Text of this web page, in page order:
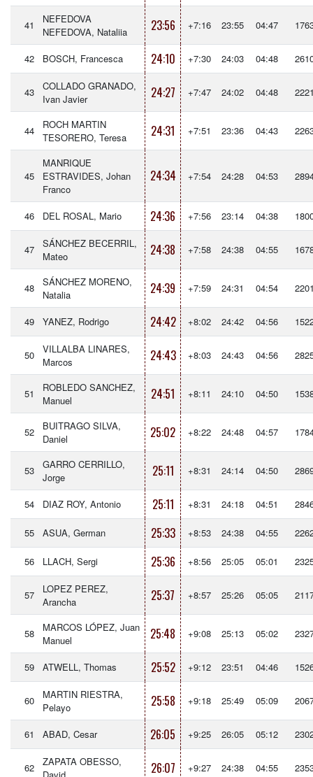
41
NEFEDOVA
NEFEDOVA, Nataliia
23:56 +7:16 23:55 04:47
42 BOSCH, Francesca 24:10 +7:30 24:03 04:48
43
COLLADO GRANADO,
Ivan Javier
24:27 +7:47 24:02 04:48
44
ROCH MARTIN
TESORERO, Teresa
24:31 +7:51 23:36 04:43
45
MANRIQUE
ESTRAVIDES, Johan
Franco
24:34 +7:54 24:28 04:53
46 DEL ROSAL, Mario 24:36 +7:56 23:14 04:38
47
SÁNCHEZ BECERRIL,
Mateo
24:38 +7:58 24:38 04:55
48
SÁNCHEZ MORENO,
Natalia
24:39 +7:59 24:31 04:54
49 YANEZ, Rodrigo 24:42 +8:02 24:42 04:56
50
VILLALBA LINARES,
Marcos
24:43 +8:03 24:43 04:56
51
ROBLEDO SANCHEZ,
Manuel
24:51 +8:11 24:10 04:50
52
BUITRAGO SILVA,
Daniel
25:02 +8:22 24:48 04:57
53
GARRO CERRILLO,
Jorge
25:11 +8:31 24:14 04:50
54 DIAZ ROY, Antonio 25:11 +8:31 24:18 04:51
55 ASUA, German 25:33 +8:53 24:38 04:55
56 LLACH, Sergi 25:36 +8:56 25:05 05:01
57
LOPEZ PEREZ,
Arancha
25:37 +8:57 25:26 05:05
58
MARCOS LÓPEZ, Juan
Manuel
25:48 +9:08 25:13 05:02
59 ATWELL, Thomas 25:52 +9:12 23:51 04:46
60
MARTIN RIESTRA,
Pelayo
25:58 +9:18 25:49 05:09
61 ABAD, Cesar 26:05 +9:25 26:05 05:12
62
ZAPATA OBESSO,
26:07 +9:27 24:38 04:55